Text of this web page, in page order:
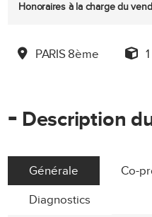
Honoraires à la charge du
PARIS 8ème
- Description
Générale Co-
Diagnostics